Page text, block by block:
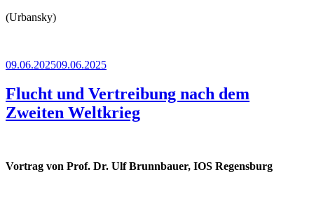
(Urbansky)
Veröffentlicht
09.06.202509.06.2025
Flucht und Vertreibung nach dem
Zweiten Weltkrieg
Vortrag von Prof. Dr. Ulf Brunnbauer, IOS Regensburg